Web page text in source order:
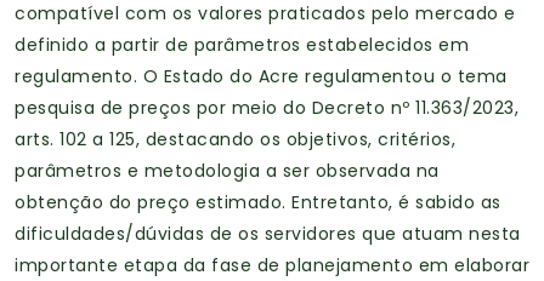
compatível com os valores praticados pelo mercado e
definido a partir de parâmetros estabelecidos em
regulamento. O Estado do Acre regulamentou o tema
pesquisa de preços por meio do Decreto nº 11.363/2023,
arts. 102 a 125, destacando os objetivos, critérios,
parâmetros e metodologia a ser observada na
obtenção do preço estimado. Entretanto, é sabido as
dificuldades/dúvidas de os servidores que atuam nesta
importante etapa da fase de planejamento em elaborar